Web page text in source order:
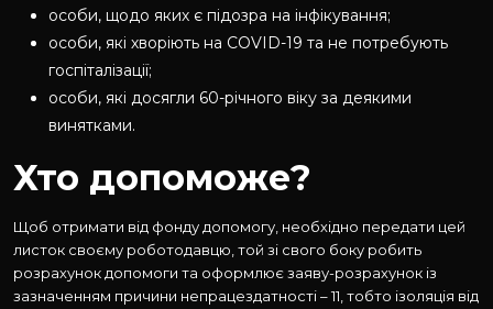
особи, щодо яких є підозра на інфікування;
особи, які хворіють на COVID-19 та не потребують
госпіталізації;
особи, які досягли 60-річного віку за деякими
винятками.
Хто допоможе?
Щоб отримати від фонду допомогу, необхідно передати цей
листок своєму роботодавцю, той зі свого боку робить
розрахунок допомоги та оформлює заяву-розрахунок із
зазначенням причини непрацездатності – 11, тобто ізоляція від